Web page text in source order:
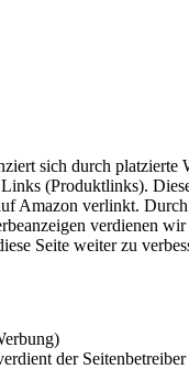
sich durch platzierte
(Produktlinks).
Amazon verlinkt.
verdienen
Seite weiter zu
der